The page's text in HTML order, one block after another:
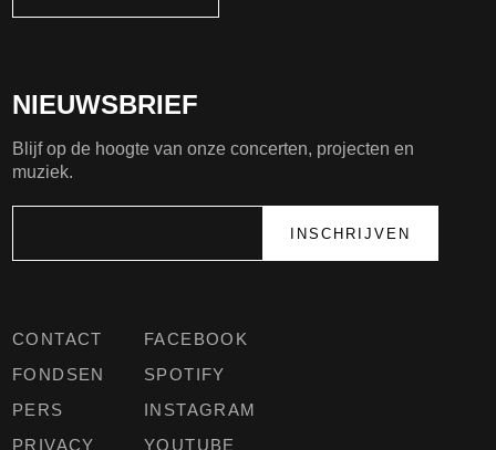
CONTACT
FONDSEN
PERS
PRIVACY
FACEBOOK
SPOTIFY
INSTAGRAM
YOUTUBE
NIEUWSBRIEF
Blijf op de hoogte van onze concerten, projecten en
muziek.